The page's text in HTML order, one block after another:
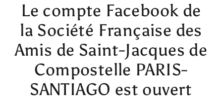
Le compte Facebook de
la Société Française des
Amis de Saint-Jacques de
Compostelle PARIS-
SANTIAGO est ouvert